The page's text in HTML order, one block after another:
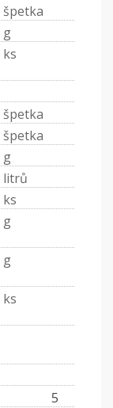
špetka
g
ks
špetka
špetka
g
litrů
ks
g
g
ks
5